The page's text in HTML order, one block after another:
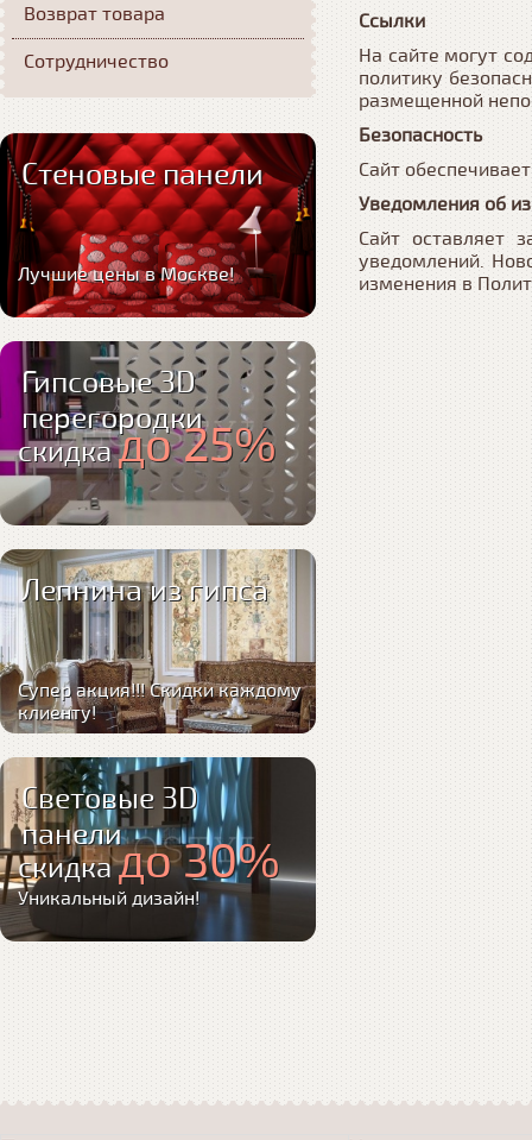
Ссылки
На сайте могут
политику
размещенной
Безопасность
Сайт
Уведомления об
Сайт оставляет
уведомлений.
изменения в
Возврат товара
Сотрудничество
Стеновые панели
Лучшие цены в Москве!
Гипсовые 3D
перегородки
скидкадо 25%
Лепнина из гипса
Супер акция!!! Скидки каждому
клиенту!
Световые 3D
панели
скидкадо 30%
Уникальный дизайн!